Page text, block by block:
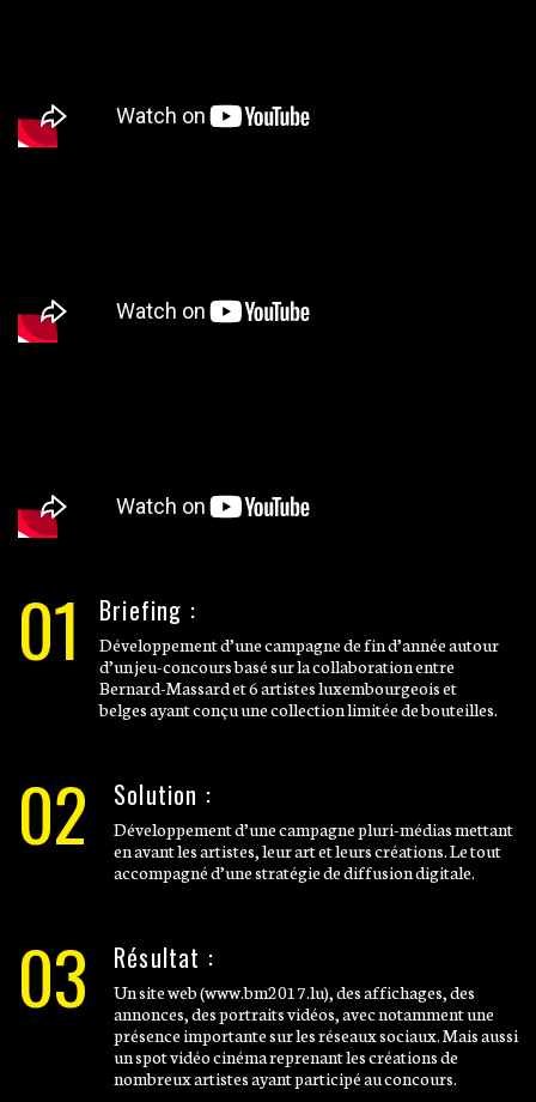
01 Briefing :
Développement d’une campagne de fin d’année autour
d’un jeu-concours basé sur la collaboration entre
Bernard-Massard et 6 artistes luxembourgeois et
belges ayant conçu une collection limitée de bouteilles.
02 Solution :
Développement d’une campagne pluri-médias mettant
en avant les artistes, leur art et leurs créations. Le tout
accompagné d’une stratégie de diffusion digitale.
03 Résultat :
Un site web (www.bm2017.lu), des affichages, des
annonces, des portraits vidéos, avec notamment une
présence importante sur les réseaux sociaux. Mais aussi
un spot vidéo cinéma reprenant les créations de
nombreux artistes ayant participé au concours.